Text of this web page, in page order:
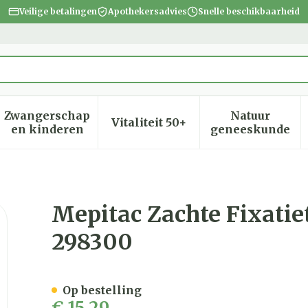
Veilige betalingen Apothekersadvies Snelle beschikbaarheid
verzorging en hygiëne categorie
voor Dieet, voeding en vitamines categorie
Zwangerschap
en kinderenToon submenu voor Zwangerschap en
Vitaliteit 50+Toon submenu voor
Natuur
geneeskunde
Toon
Sil 2cmx3,0m 1 298300
Mepitac Zachte
298300
Op bestelling